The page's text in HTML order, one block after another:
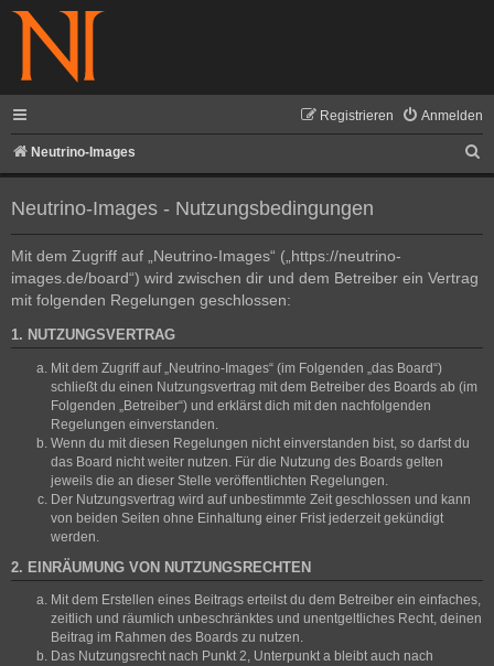
Anmelden
Registrieren
Neutrino-Images
u
Neutrino-Images - Nutzungsbedingungen
Mit dem Zugriff auf „Neutrino-Images“ („https://neutrino-
images.de/board“) wird zwischen dir und dem Betreiber ein Vertrag
mit folgenden Regelungen geschlossen:
1. NUTZUNGSVERTRAG
Mit dem Zugriff auf „Neutrino-Images“ (im Folgenden „das Board“)
schließt du einen Nutzungsvertrag mit dem Betreiber des Boards ab (im
Folgenden „Betreiber“) und erklärst dich mit den nachfolgenden
Regelungen einverstanden.
Wenn du mit diesen Regelungen nicht einverstanden bist, so darfst du
das Board nicht weiter nutzen. Für die Nutzung des Boards gelten
jeweils die an dieser Stelle veröffentlichten Regelungen.
Der Nutzungsvertrag wird auf unbestimmte Zeit geschlossen und kann
von beiden Seiten ohne Einhaltung einer Frist jederzeit gekündigt
werden.
2. EINRÄUMUNG VON NUTZUNGSRECHTEN
Mit dem Erstellen eines Beitrags erteilst du dem Betreiber ein einfaches,
zeitlich und räumlich unbeschränktes und unentgeltliches Recht, deinen
Beitrag im Rahmen des Boards zu nutzen.
Das Nutzungsrecht nach Punkt 2, Unterpunkt a bleibt auch nach